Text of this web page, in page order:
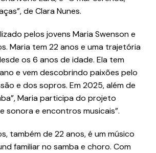
de Clara Nunes.
pelos jovens Maria Swenson e
Maria tem 22 anos e uma trajetória
os 6 anos de idade. Ela tem
e vem descobrindo paixões pelo
e dos sopros. Em 2025, além de
Maria participa do projeto
sonora e encontros musicais”.
também de 22 anos, é um músico
familiar no samba e choro. Com